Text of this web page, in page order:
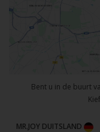
Bent u in de buurt
MR.JOY DUITSLAND